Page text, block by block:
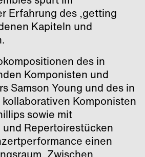
Erfahrung des ‚getting
Kapiteln und
des in
Komponisten und
Samson Young und des in
Komponisten
sowie mit
Repertoirestücken
einen